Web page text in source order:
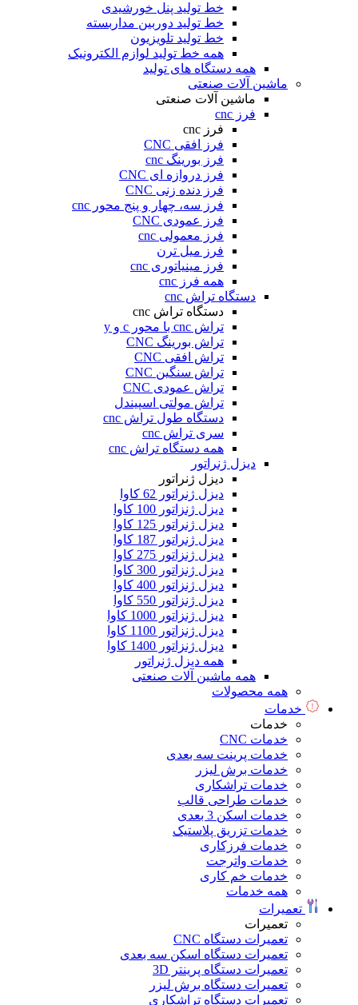
خط تولید پنل خورشیدی
خط تولید دوربین مداربسته
خط تولید تلویزیون
همه خط تولید لوازم الکترونیک
همه دستگاه های تولید
ماشین آلات صنعتی
ماشین آلات صنعتی
فرز cnc
فرز cnc
فرز افقی CNC
فرز بورینگ cnc
فرز دروازه ای CNC
فرز دنده زنی CNC
فرز سه، چهار و پنج محور cnc
فرز عمودی CNC
فرز معمولی cnc
فرز میل ترن
فرز مینیاتوری cnc
همه فرز cnc
دستگاه تراش cnc
دستگاه تراش cnc
تراش cnc با محور c و y
تراش بورینگ CNC
تراش افقی CNC
تراش سنگین CNC
تراش عمودی CNC
تراش مولتی اسپیندل
دستگاه طول تراش cnc
سری تراش cnc
همه دستگاه تراش cnc
دیزل ژنراتور
دیزل ژنراتور
دیزل ژنراتور 62 کاوا
دیزل ژنزاتور 100 کاوا
دیزل ژنراتور 125 کاوا
دیزل ژنراتور 187 کاوا
دیزل ژنزاتور 275 کاوا
دیزل ژنزاتور 300 کاوا
دیزل ژنزاتور 400 کاوا
دیزل ژنزاتور 550 کاوا
دیزل ژنزاتور 1000 کاوا
دیزل ژنزاتور 1100 کاوا
دیزل ژنزاتور 1400 کاوا
همه دیزل ژنراتور
همه ماشین آلات صنعتی
همه محصولات
خدمات
خدمات
خدمات CNC
خدمات پرینت سه بعدی
خدمات برش لیزر
خدمات تراشکاری
خدمات طراحی قالب
خدمات اسکن 3 بعدی
خدمات تزریق پلاستیک
خدمات فرزکاری
خدمات واترجت
خدمات خم کاری
همه خدمات
تعمیرات
تعمیرات
تعمیرات دستگاه CNC
تعمیرات دستگاه اسکن سه بعدی
تعمیرات دستگاه پرینتر 3D
تعمیرات دستگاه برش لیزر
تعمیرات دستگاه تراشکاری